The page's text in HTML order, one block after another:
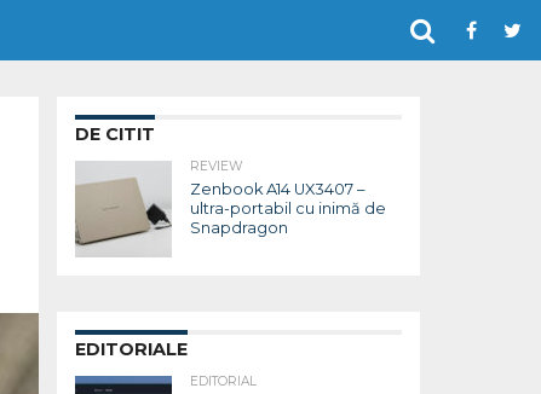
DE CITIT
REVIEW
Zenbook A14 UX3407 –
ultra-portabil cu inimă de
Snapdragon
EDITORIALE
EDITORIAL